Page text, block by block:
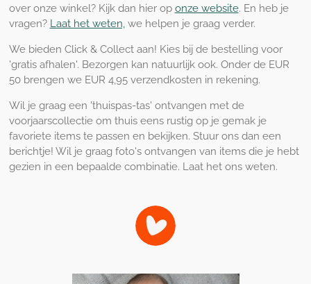
over onze winkel? Kijk dan hier op onze website. En heb je
vragen? Laat het weten,we helpen je graag verder.
We bieden Click & Collect aan! Kies bij de bestelling voor
'gratis afhalen'. Bezorgen kan natuurlijk ook. Onder de EUR
50 brengen we EUR 4,95 verzendkosten in rekening.
Wil je graag een 'thuispas-tas' ontvangen met de
voorjaarscollectie om thuis eens rustig op je gemak je
favoriete items te passen en bekijken. Stuur ons dan een
berichtje! Wil je graag foto's ontvangen van items die je hebt
gezien in een bepaalde combinatie. Laat het ons weten.